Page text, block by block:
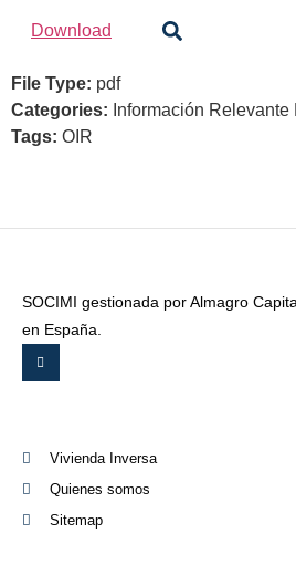
Download
File Type: pdf
Categories: Información
Tags: OIR
SOCIMI gestionada por Almagro
en España.
Vivienda Inversa
Quienes somos
Sitemap